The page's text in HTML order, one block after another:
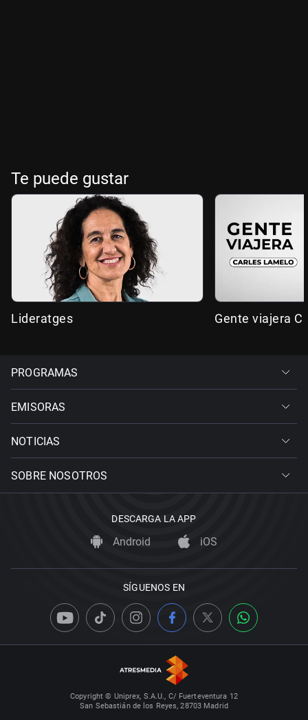
Te puede gustar
Lideratges Gente viajera
PROGRAMAS
EMISORAS
NOTICIAS
SOBRE NOSOTROS
DESCARGA LA APP
Android iOS
SÍGUENOS EN
Copyright © Uniprex, S.A.U., C/ Fuerteventura 12
San Sebastián de los Reyes, 28703 Madrid